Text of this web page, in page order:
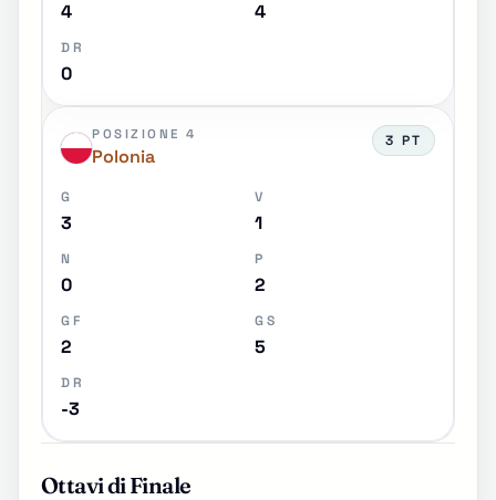
4 4
DR
0
POSIZIONE 4
Polonia
3 PT
G
3
V
1
N
0
P
2
GF
2
GS
5
DR
-3
Ottavi di Finale